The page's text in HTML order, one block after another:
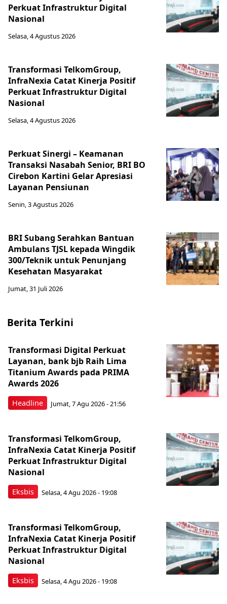
Perkuat Infrastruktur Digital
Nasional
Selasa, 4 Agustus 2026
Transformasi TelkomGroup,
InfraNexia Catat Kinerja Positif
Perkuat Infrastruktur Digital
Nasional
Selasa, 4 Agustus 2026
Perkuat Sinergi – Keamanan
Transaksi Nasabah Senior, BRI BO
Cirebon Kartini Gelar Apresiasi
Layanan Pensiunan
Senin, 3 Agustus 2026
BRI Subang Serahkan Bantuan
Ambulans TJSL kepada Wingdik
300/Teknik untuk Penunjang
Kesehatan Masyarakat ​
Jumat, 31 Juli 2026
Berita Terkini
Headline
Transformasi Digital Perkuat
Layanan, bank bjb Raih Lima
Titanium Awards pada PRIMA
Awards 2026
Jumat, 7 Agu 2026 - 21:56
Eksbis
Transformasi TelkomGroup,
InfraNexia Catat Kinerja Positif
Perkuat Infrastruktur Digital
Nasional
Selasa, 4 Agu 2026 - 19:08
Eksbis
Transformasi TelkomGroup,
InfraNexia Catat Kinerja Positif
Perkuat Infrastruktur Digital
Nasional
Selasa, 4 Agu 2026 - 19:08